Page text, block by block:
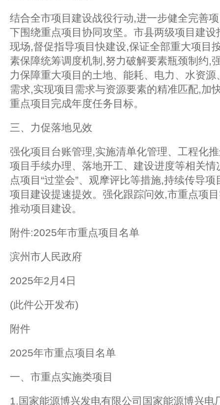
结合全市项目建设战役行动,进一步健全完善
下围绕重点项目协同攻坚。市县两级项目建
现场,督促指导项目快建设,保证全部重大项目
素保障统筹调度机制,努力破解要素瓶颈制约,
力保障重大项目的土地、能耗、电力、水资
需求,实现项目需求与资源要素的精准匹配,加
重点项目完成年度任务目标。
三、力促落地见效
强化项目台账管理,实施清单化管理、工程化
项目手续办理、落地开工、建设进度等相关
点项目“过堂会”、观摩评比等措施,持续传导
项目建设提速提效。强化跟踪问效,市重点项
推动项目建设。
附件:2025年市重点项目名单
滨州市人民政府
2025年2月4日
(此件公开发布)
附件
2025年市重点项目名单
一、市重点实施类项目
1.国家能源博兴发电有限公司国家能源博兴电